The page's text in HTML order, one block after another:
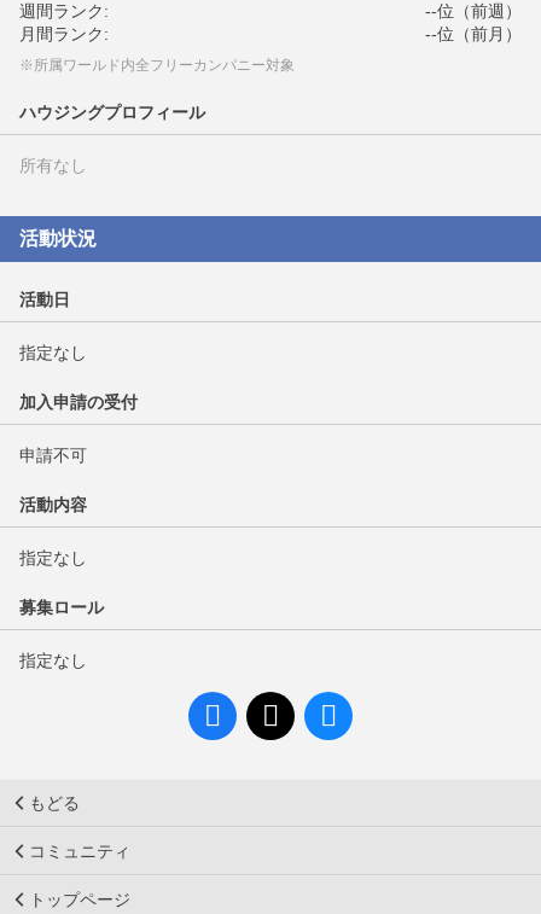
週間ランク:
--位（前週）
月間ランク:
--位（前月）
※所属ワールド内全フリーカンパニー対象
ハウジングプロフィール
所有なし
活動状況
活動日
指定なし
加入申請の受付
申請不可
活動内容
指定なし
募集ロール
指定なし
もどる
コミュニティ
トップページ